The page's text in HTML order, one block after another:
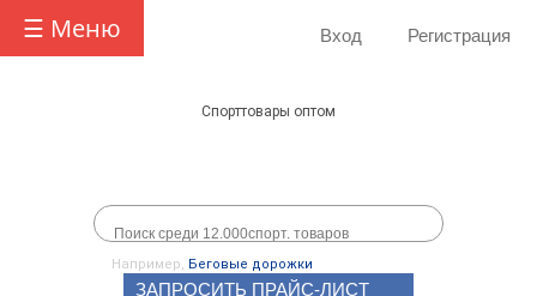
☰ Меню Вход Регистрация
Спорттовары оптом
Например, Беговые дорожки
ЗАПРОСИТЬ ПРАЙС-ЛИСТ